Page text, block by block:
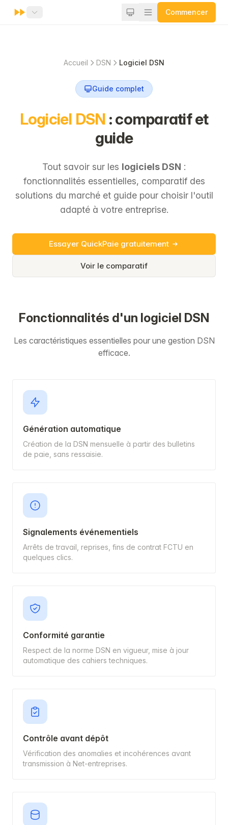
Commencer
Accueil DSN Logiciel DSN
Guide complet
Logiciel DSN : comparatif et
guide
Tout savoir sur les logiciels DSN :
fonctionnalités essentielles, comparatif des
solutions du marché et guide pour choisir l'outil
adapté à votre entreprise.
Essayer QuickPaie gratuitement
Voir le comparatif
Fonctionnalités d'un logiciel DSN
Les caractéristiques essentielles pour une gestion DSN
efficace.
Génération automatique
Création de la DSN mensuelle à partir des bulletins
de paie, sans ressaisie.
Signalements événementiels
Arrêts de travail, reprises, fins de contrat FCTU en
quelques clics.
Conformité garantie
Respect de la norme DSN en vigueur, mise à jour
automatique des cahiers techniques.
Contrôle avant dépôt
Vérification des anomalies et incohérences avant
transmission à Net-entreprises.